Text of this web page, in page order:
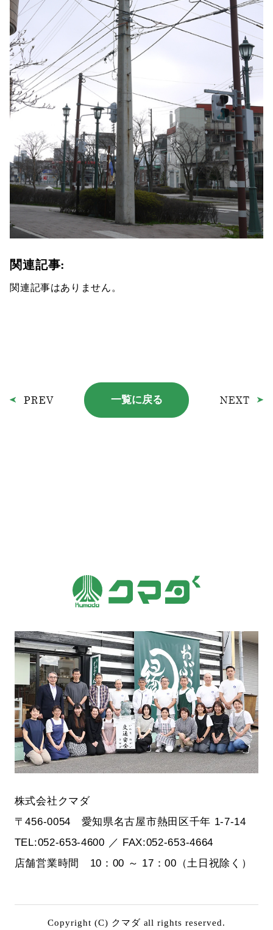
関連記事:
関連記事はありません。
一覧に戻る
株式会社クマダ
〒456-0054 愛知県名古屋市熱田区千年 1-7-14
TEL:052-653-4600 ／ FAX:052-653-4664
店舗営業時間 10：00 ～ 17：00（土日祝除く）
Copyright (C) クマダ all rights reserved.